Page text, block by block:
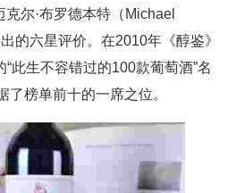
尔·布罗德本特（Michael
的六星评价。在2010年《醇鉴》
“此生不容错过的100款葡萄酒”名
榜单前十的一席之位。